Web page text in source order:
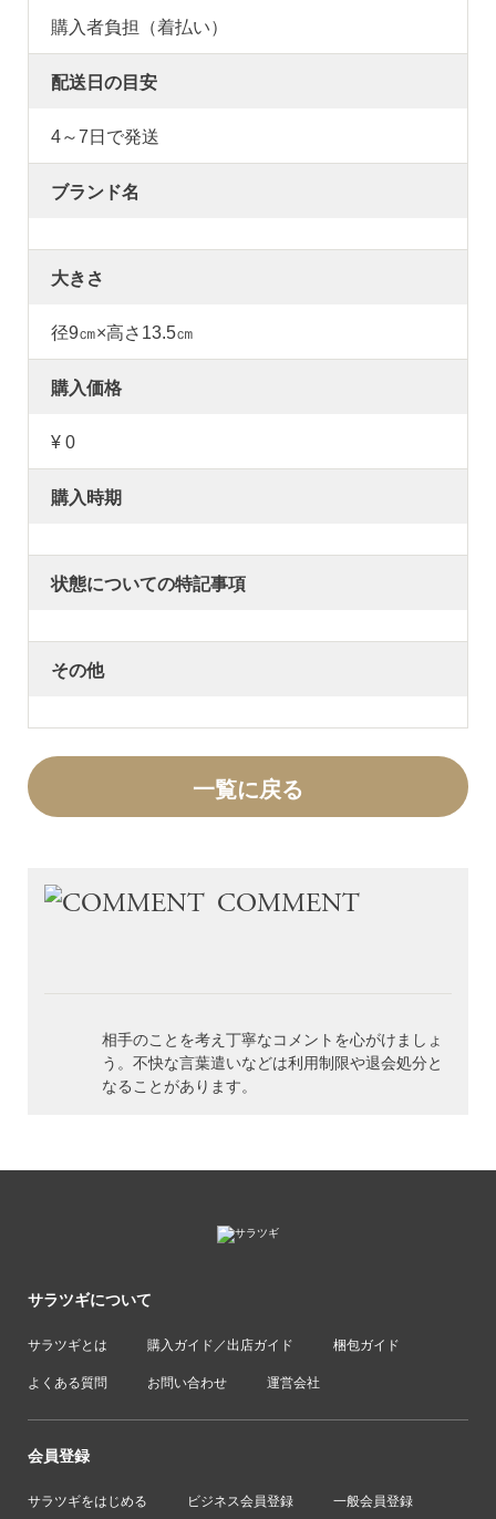
COMMENT
相手のことを考え丁寧なコメントを心がけましょ
う。不快な言葉遣いなどは利用制限や退会処分と
なることがあります。
購入者負担（着払い）
配送日の目安
4～7日で発送
ブランド名
大きさ
径9㎝×高さ13.5㎝
購入価格
¥ 0
購入時期
状態についての特記事項
その他
一覧に戻る
サラツギについて
サラツギとは 購入ガイド／出店ガイド 梱包ガイド
よくある質問 お問い合わせ 運営会社
会員登録
サラツギをはじめる ビジネス会員登録 一般会員登録